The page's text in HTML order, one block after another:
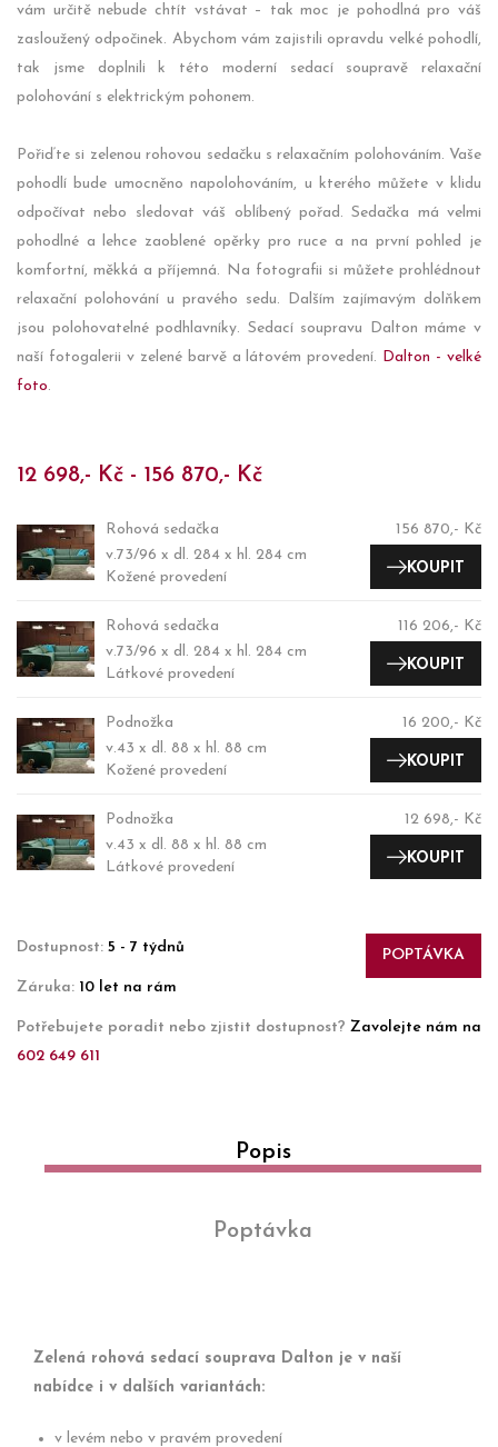
vám určitě nebude chtít vstávat – tak moc je pohodlná pro váš
zasloužený odpočinek. Abychom vám zajistili opravdu velké pohodlí,
tak jsme doplnili k této moderní sedací soupravě relaxační
polohování s elektrickým pohonem.
Pořiďte si zelenou rohovou sedačku s relaxačním polohováním. Vaše
pohodlí bude umocněno napolohováním, u kterého můžete v klidu
odpočívat nebo sledovat váš oblíbený pořad. Sedačka má velmi
pohodlné a lehce zaoblené opěrky pro ruce a na první pohled je
komfortní, měkká a příjemná. Na fotografii si můžete prohlédnout
relaxační polohování u pravého sedu. Dalším zajímavým dolňkem
jsou polohovatelné podhlavníky. Sedací soupravu Dalton máme v
naší fotogalerii v zelené barvě a látovém provedení. Dalton - velké
foto.
12 698,- Kč - 156 870,- Kč
Rohová sedačka
v.73/96 x dl. 284 x hl. 284 cm
Kožené provedení
156 870,- Kč
KOUPIT
Rohová sedačka
v.73/96 x dl. 284 x hl. 284 cm
Látkové provedení
116 206,- Kč
KOUPIT
Podnožka
v.43 x dl. 88 x hl. 88 cm
Kožené provedení
16 200,- Kč
KOUPIT
Podnožka
v.43 x dl. 88 x hl. 88 cm
Látkové provedení
12 698,- Kč
KOUPIT
POPTÁVKA
Dostupnost: 5 - 7 týdnů
Záruka: 10 let na rám
Potřebujete poradit nebo zjistit dostupnost? Zavolejte nám na
602 649 611
Popis
Poptávka
Zelená rohová sedací souprava Dalton je v naší
nabídce i v dalších variantách:
v levém nebo v pravém provedení